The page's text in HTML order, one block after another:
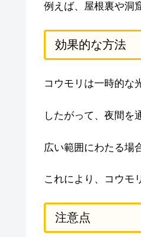
例えば、屋根裏や洞
効果的な方法
コウモリは一時的な
したがって、夜間を
広い範囲にわたる場
これにより、コウモ
注意点